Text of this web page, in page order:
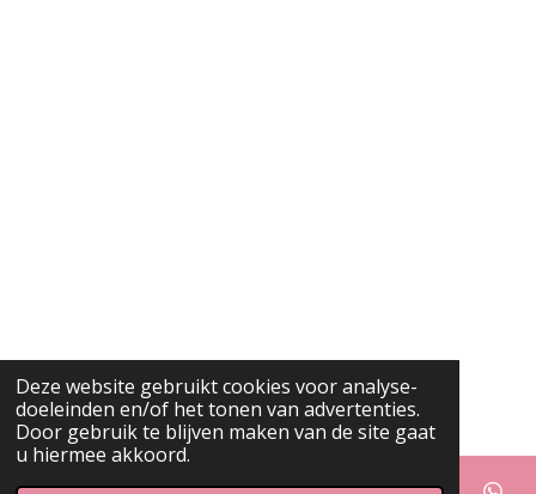
Deze website gebruikt cookies voor analyse-
doeleinden en/of het tonen van advertenties.
Door gebruik te blijven maken van de site gaat
u hiermee akkoord.